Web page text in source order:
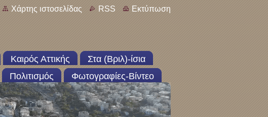
Χάρτης ιστοσελίδας RSS Εκτύπωση
Καιρός Αττικής
Στα (Βριλ)-ίσια
Πολιτισμός Φωτογραφίες-Βίντεο